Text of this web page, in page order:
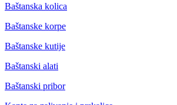
Baštanska kolica
Baštanske korpe
Baštanske kutije
Baštanski alati
Baštanski pribor